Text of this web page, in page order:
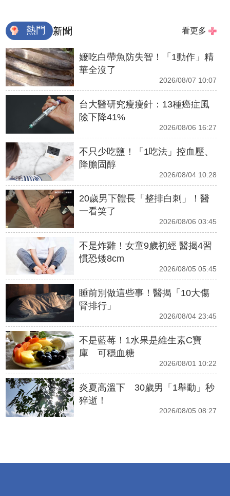
熱門 新聞 看更多
嬤吃白帶魚防失智！「1動作」精
華全沒了
2026/08/07 10:07
台大醫研究瘦瘦針：13種癌症風
險下降41%
2026/08/06 16:27
不只少吃鹽！「1吃法」控血壓、
降膽固醇
2026/08/04 10:28
20歲男下體長「整排白刺」！醫
一看笑了
2026/08/06 03:45
不是炸雞！女童9歲初經 醫揭4習
慣恐矮8cm
2026/08/05 05:45
睡前別做這些事！醫揭「10大傷
腎排行」
2026/08/04 23:45
不是藍莓！1水果是維生素C寶
庫 可穩血糖
2026/08/01 10:22
炎夏高溫下 30歲男「1舉動」秒
猝逝！
2026/08/05 08:27